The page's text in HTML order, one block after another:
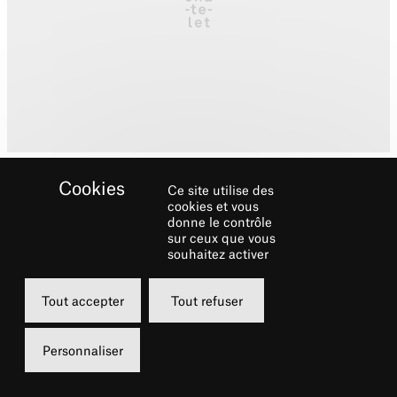
Biographie
José Enrique Oña Selfa a
conçu les costumes de
This is how you will
disappear
Ce site utilise des
cookies et vous
donne le contrôle
sur ceux que vous
souhaitez activer
Tout accepter Tout refuser
Personnaliser